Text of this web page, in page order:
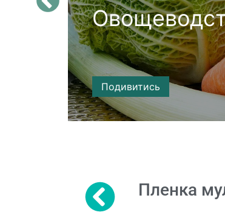
Подивитись
Пленка